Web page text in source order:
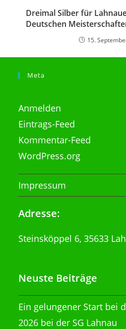
Dreimal Silber für
Deutschen
15.
Meta
Anmelden
Eintrags-Feed
Kommentar-Feed
WordPress.org
Impressum
Adresse:
Steinsköppel 6, 35633
Neuste Beiträge
Ein gelungener Start bei
2026 bei der SG Lahnau